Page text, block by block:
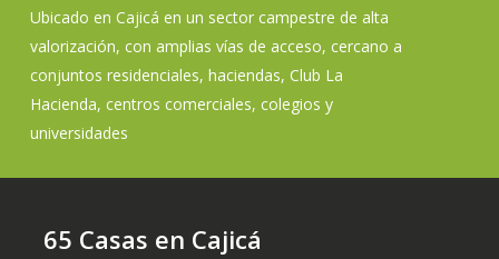
Ubicado en Cajicá en un sector campestre de alta
valorización, con amplias vías de acceso, cercano a
conjuntos residenciales, haciendas, Club La
Hacienda, centros comerciales, colegios y
universidades
65 Casas en Cajicá